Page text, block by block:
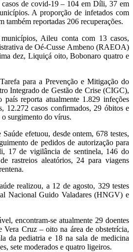
de covid-19 – 104 em Díli, 37 em
A proporção de infetados com
também reportadas 206 recuperações.
Aileu conta com 13 casos,
de Oé-Cusse Ambeno (RAEOA)
dez, Liquiçá oito, Bobonaro quatro e
para a Prevenção e Mitigação do
Integrado de Gestão de Crise (CIGC),
reporta atualmente 1.829 infeções
12.272 casos confirmados, 29 óbitos e
o surgimento do vírus.
efetuou, desde ontem, 678 testes,
de pedidos de autorização para
17 de vigilância de sentinela, 146 do
rastreios aleatórios, 24 para viagens
realizou, a 12 de agosto, 329 testes
Nacional Guido Valadares (HNGV) e
encontram-se atualmente 29 doentes
Vera Cruz – oito na área de obstetrícia,
da pediatria e 18 na sala de medicina
sete moderados e quatro ligeiros.